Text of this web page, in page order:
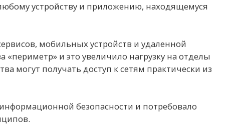
устройству и приложению, находящемуся
мобильных устройств и удаленной
и это увеличило нагрузку на отделы
могут получать доступ к сетям практически из
безопасности и потребовало